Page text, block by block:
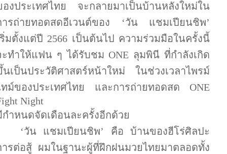
องประเทศไทย จะกลายมาเป็นบ้านหลังใหม่ใน
ารถ่ายทอดสดอีเวนต์ของ
‘วัน แชมเปียนชิพ’
มตั้งแต่ปี 2566 เป็นต้นไป ความร่วมมือในครั้งนี้
ะทำให้แฟน ๆ ได้รับชม ONE ลุมพินี ที่กำลังเกิด
นเป็นประวัติศาสตร์หน้าใหม่ ในช่วงเวลาไพรม์
ทม์ของประเทศไทย และการถ่ายทอดสด ONE
Night
กำหนดจัดเดือนละครั้งอีกด้วย
‘วัน แชมเปียนชิพ’ คือ บ้านของฮีโร่ศิลปะ
ารต่อสู้ ผมในฐานะผู้ที่ฝึกฝนมวยไทยมาตลอดทั้ง